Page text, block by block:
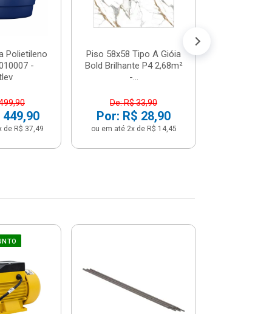
Polietileno
-
de R$ 37,49
Piso 58x58 Tipo A Gióia
Bold Brilhante P4 2,68m²
-...
De: R$ 33,90
Por: R$ 28,90
ou em até 2x de R$ 14,45